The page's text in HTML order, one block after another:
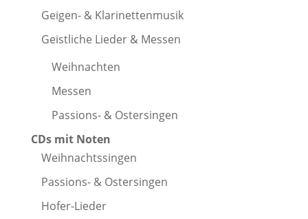
Geigen- & Klarinettenmusik
Geistliche Lieder & Messen
Weihnachten
Messen
Passions- & Ostersingen
CDs mit Noten
Weihnachtssingen
Passions- & Ostersingen
Hofer-Lieder